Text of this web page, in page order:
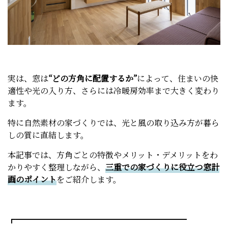
実は、窓は“どの方角に配置するか”によって、住まいの快
適性や光の入り方、さらには冷暖房効率まで大きく変わり
ます。
特に自然素材の家づくりでは、光と風の取り込み方が暮ら
しの質に直結します。
本記事では、方角ごとの特徴やメリット・デメリットをわ
かりやすく整理しながら、 三重での家づくりに役立つ窓計
画のポイントをご紹介します。
┏━━━━━━━━━━━━━━━━━━━━━